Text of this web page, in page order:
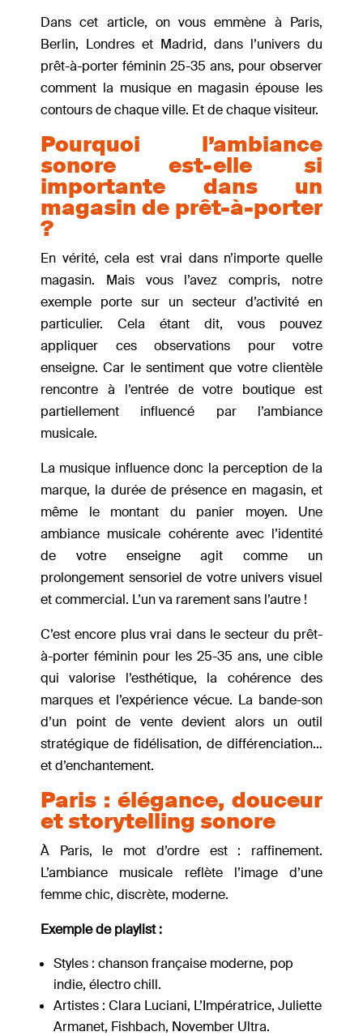
Dans cet article, on vous emmène à Paris,
Berlin, Londres et Madrid, dans l’univers du
prêt-à-porter féminin 25-35 ans, pour observer
comment la musique en magasin épouse les
contours de chaque ville. Et de chaque visiteur.
Pourquoi l’ambiance
sonore est-elle si
importante dans un
magasin de prêt-à-porter
?
En vérité, cela est vrai dans n’importe quelle
magasin. Mais vous l’avez compris, notre
exemple porte sur un secteur d’activité en
particulier. Cela étant dit, vous pouvez
appliquer ces observations pour votre
enseigne. Car le sentiment que votre clientèle
rencontre à l’entrée de votre boutique est
partiellement influencé par l’ambiance
musicale.
La musique influence donc la perception de la
marque, la durée de présence en magasin, et
même le montant du panier moyen. Une
ambiance musicale cohérente avec l’identité
de votre enseigne agit comme un
prolongement sensoriel de votre univers visuel
et commercial. L’un va rarement sans l’autre !
C’est encore plus vrai dans le secteur du prêt-
à-porter féminin pour les 25-35 ans, une cible
qui valorise l’esthétique, la cohérence des
marques et l’expérience vécue. La bande-son
d’un point de vente devient alors un outil
stratégique de fidélisation, de différenciation…
et d’enchantement.
Paris : élégance, douceur
et storytelling sonore
À Paris, le mot d’ordre est : raffinement.
L’ambiance musicale reflète l’image d’une
femme chic, discrète, moderne.
Exemple de playlist :
Styles : chanson française moderne, pop
indie, électro chill.
Artistes : Clara Luciani, L’Impératrice, Juliette
Armanet, Fishbach, November Ultra.